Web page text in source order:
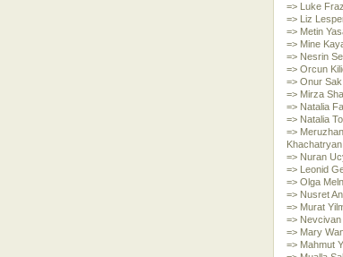
=> Luke
=> Liz
=> Metin
=> Mine
=> Nesrin
=> Orcun
=> Onur Sak
=> Mirza
=> Natalia
=> Natalia
=> Meruzhan
Khachatryan
=> Nuran
=> Leonid
=> Olga
=> Nusret
=> Murat
=>
=> Mary
=> Mahmut